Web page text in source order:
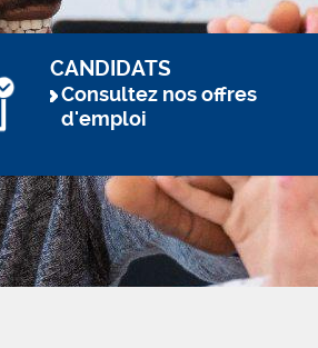
CANDIDATS
Consultez nos offres
d'emploi